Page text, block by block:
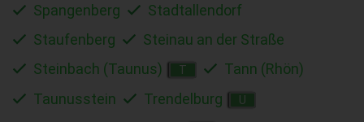
Spangenberg
Stadtallendorf
Staufenberg
Steinau an der Straße
Steinbach (Taunus)
T
Tann (Rhön)
Taunusstein
Trendelburg U